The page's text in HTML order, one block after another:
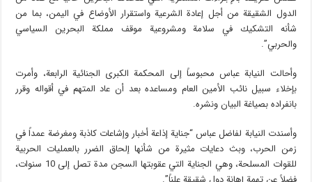
الدول الشقيقة من أجل إعادة الشرعية واستقرار الأوضاع في اليمن، بما من
شأنه التشكيك في سلامة ومشروعية موقف مملكة البحرين السياسي
والحربي”.
وأحالت النيابة عباس محبوساً إلى المحكمة الكبرى الجنائية الرابعة، وأمرت
بإخلاء سبيل نائب الأمين العام ومساعده بعد أن عاد المتهم في أقواله وقرر
بانفراده بصياغة البيان ونشره.
وأسندت النيابة لفاضل عباس “جناية إذاعة أخبار وإشاعات كاذبة ومغرضة عمداً في
زمن الحرب، وبث دعايات مثيرة من شأنها إلحاق الضرر بالعمليات الحربية
للقوات المسلحة، وهي الجناية التي عقوبتها السجن مدة تصل إلى 10 سنوات،